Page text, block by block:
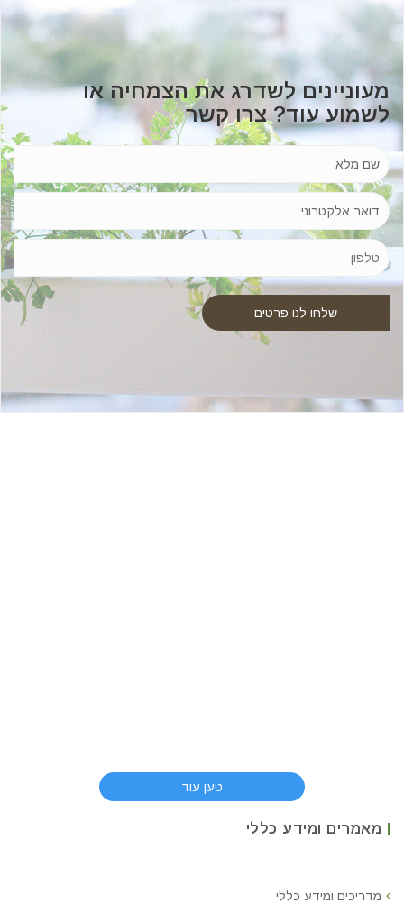
מעוניינים לשדרג את הצמחיה או
לשמוע עוד? צרו קשר
טען עוד
מאמרים ומידע כללי
מדריכים ומידע כללי